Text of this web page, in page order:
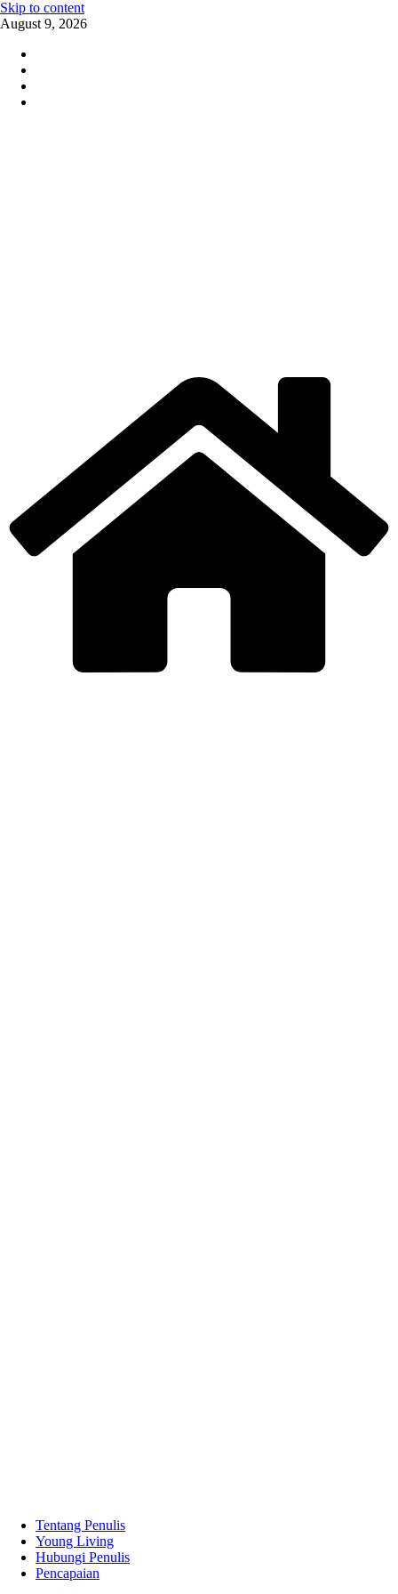
Skip to content
August 9, 2026
Tentang Penulis
Young Living
Hubungi Penulis
Pencapaian